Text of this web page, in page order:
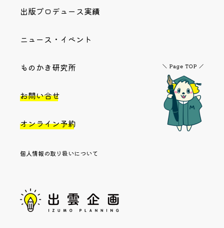
出版プロデュース実績
ニュース・イベント
ものかき研究所
お問い合せ
オンライン予約
個人情報の取り扱いについて